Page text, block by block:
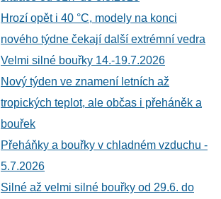
Hrozí opět i 40 °C, modely na konci
nového týdne čekají další extrémní vedra
Velmi silné bouřky 14.-19.7.2026
Nový týden ve znamení letních až
tropických teplot, ale občas i přeháněk a
bouřek
Přeháňky a bouřky v chladném vzduchu -
5.7.2026
Silné až velmi silné bouřky od 29.6. do